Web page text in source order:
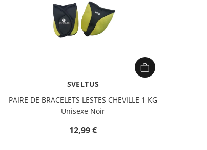
SVELTUS
PAIRE DE BRACELETS LESTES CHEVILLE 1 KG
Unisexe Noir
12,99 €